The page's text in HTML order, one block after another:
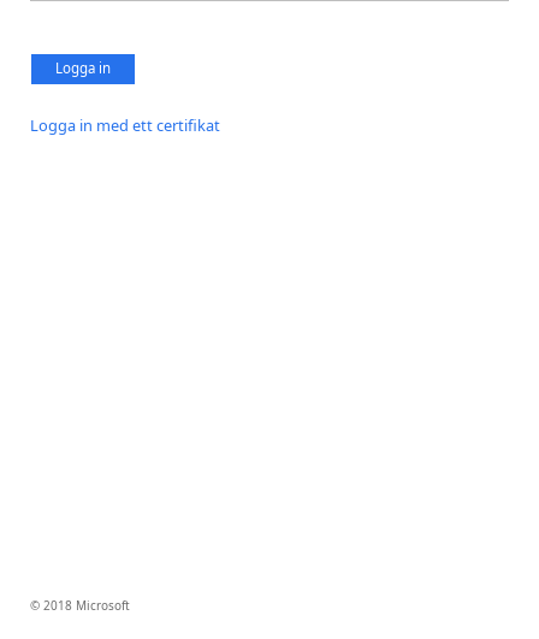
Logga in
Logga in med ett certifikat
© 2018 Microsoft